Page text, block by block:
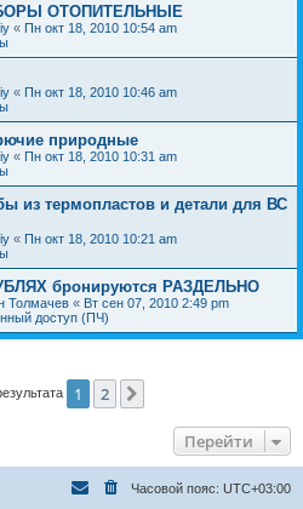
ОТОПИТЕЛЬНЫЕ
« Пн окт 18, 2010 10:54 am
« Пн окт 18, 2010 10:46 am
природные
« Пн окт 18, 2010 10:31 am
из термопластов и детали для ВС
« Пн окт 18, 2010 10:21 am
бронируются РАЗДЕЛЬНО
Толмачев « Вт сен 07, 2010 2:49 pm
доступ (ПЧ)
1 2
Перейти
Часовой пояс: UTC+03:00